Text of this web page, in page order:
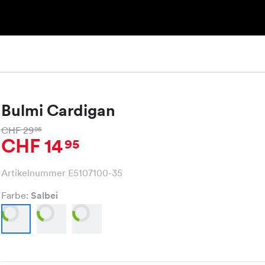
Bulmi Cardigan
CHF 2995
CHF 1495
Artikelnummer E5107100-35
Farbe: Salbei